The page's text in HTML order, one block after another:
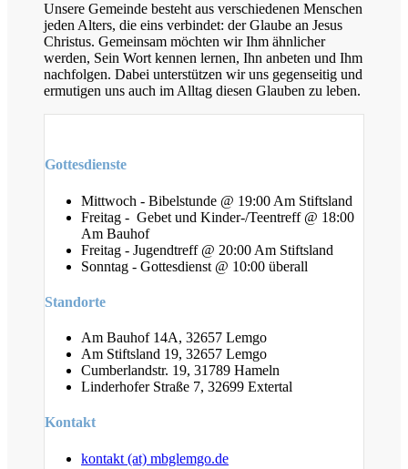
Unsere Gemeinde besteht aus verschiedenen Menschen
jeden Alters, die eins verbindet: der Glaube an Jesus
Christus. Gemeinsam möchten wir Ihm ähnlicher
werden, Sein Wort kennen lernen, Ihn anbeten und Ihm
nachfolgen. Dabei unterstützen wir uns gegenseitig und
ermutigen uns auch im Alltag diesen Glauben zu leben.
Gottesdienste
Mittwoch - Bibelstunde @ 19:00 Am Stiftsland
Freitag - Gebet und Kinder-/Teentreff @ 18:00
Am Bauhof
Freitag - Jugendtreff @ 20:00 Am Stiftsland
Sonntag - Gottesdienst @ 10:00 überall
Standorte
Am Bauhof 14A, 32657 Lemgo
Am Stiftsland 19, 32657 Lemgo
Cumberlandstr. 19, 31789 Hameln
Linderhofer Straße 7, 32699 Extertal
Kontakt
kontakt (at) mbglemgo.de